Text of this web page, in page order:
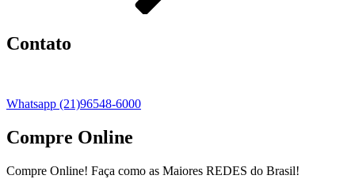
Contato
Whatsapp (21)96548-6000
Compre Online
Compre Online! Faça como as Maiores REDES do Brasil!